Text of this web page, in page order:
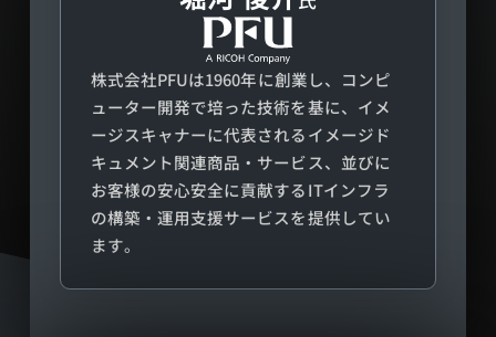
株式会社PFUは1960年に創業し、コンピ
ューター開発で培った技術を基に、イメ
ージスキャナーに代表されるイメージド
キュメント関連商品・サービス、並びに
お客様の安心安全に貢献するITインフラ
の構築・運用支援サービスを提供してい
ます。